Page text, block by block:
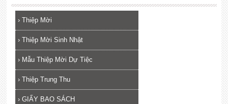
› Thiệp Mời
› Thiệp Mời Sinh Nhật
› Mẫu Thiệp Mời Dự Tiệc
› Thiệp Trung Thu
› GIẤY BAO SÁCH